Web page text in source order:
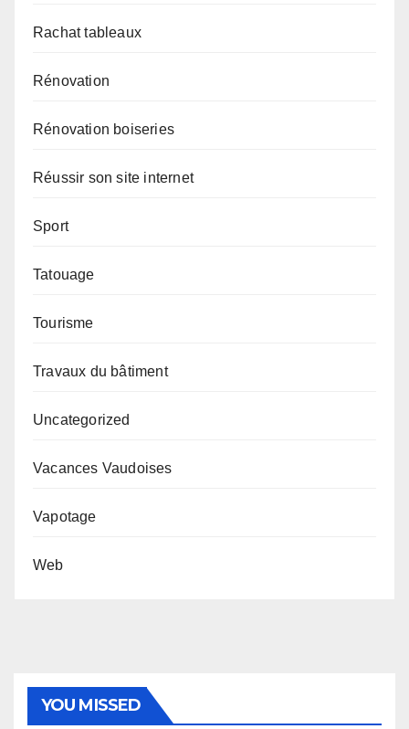
Rachat tableaux
Rénovation
Rénovation boiseries
Réussir son site internet
Sport
Tatouage
Tourisme
Travaux du bâtiment
Uncategorized
Vacances Vaudoises
Vapotage
Web
YOU MISSED